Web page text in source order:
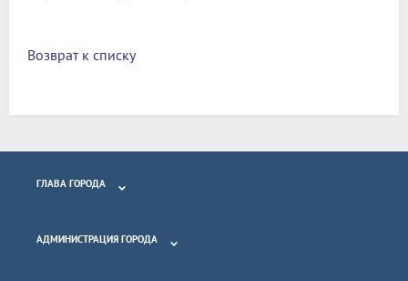
Возврат к списку
ГЛАВА ГОРОДА
АДМИНИСТРАЦИЯ ГОРОДА